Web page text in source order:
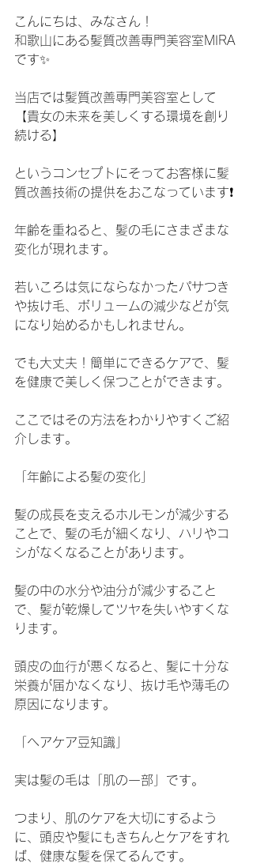
こんにちは、みなさん！
和歌山にある髪質改善専門美容室MIRA
です✨
当店では髪質改善専門美容室として
【貴女の未来を美しくする環境を創り
続ける】
というコンセプトにそってお客様に髪
質改善技術の提供をおこなっています❗️
年齢を重ねると、髪の毛にさまざまな
変化が現れます。
若いころは気にならなかったパサつき
や抜け毛、ボリュームの減少などが気
になり始めるかもしれません。
でも大丈夫！簡単にできるケアで、髪
を健康で美しく保つことができます。
ここではその方法をわかりやすくご紹
介します。
「年齢による髪の変化」
髪の成長を支えるホルモンが減少する
ことで、髪の毛が細くなり、ハリやコ
シがなくなることがあります。
髪の中の水分や油分が減少すること
で、髪が乾燥してツヤを失いやすくな
ります。
頭皮の血行が悪くなると、髪に十分な
栄養が届かなくなり、抜け毛や薄毛の
原因になります。
「ヘアケア豆知識」
実は髪の毛は「肌の一部」です。
つまり、肌のケアを大切にするよう
に、頭皮や髪にもきちんとケアをすれ
ば、健康な髪を保てるんです。